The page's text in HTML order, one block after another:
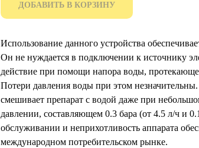
ДОБАВИТЬ В КОРЗИНУ
Использование данного устройства
Он не нуждается в подключении к источнику
действие при помощи напора воды,
Потери давления воды при этом
смешивает препарат с водой даже при
давлении, составляющем 0.3 бара (от 4.5 л/ч и
обслуживании и неприхотливость аппарата
международном потребительском рынке.